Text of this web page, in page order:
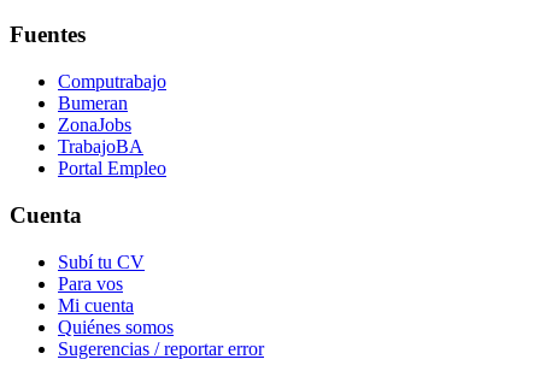
Fuentes
Computrabajo
Bumeran
ZonaJobs
TrabajoBA
Portal Empleo
Cuenta
Subí tu CV
Para vos
Mi cuenta
Quiénes somos
Sugerencias / reportar error